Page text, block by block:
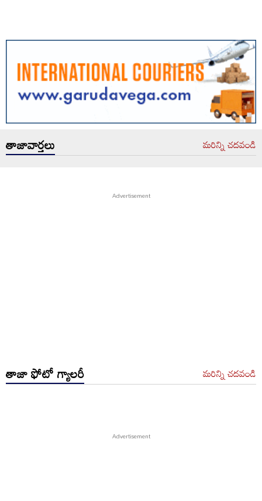
తాజావార్తలు మరిన్ని చదవండి
తాజా ఫోటో గ్యాలరీ మరిన్ని చదవండి